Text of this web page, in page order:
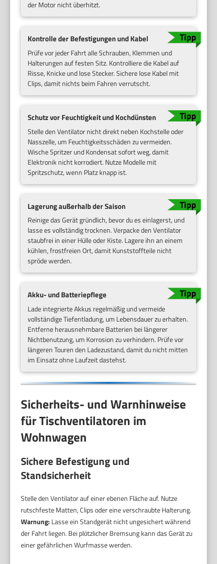
der Motor nicht überhitzt.
Kontrolle der Befestigungen und Kabel
Prüfe vor jeder Fahrt alle Schrauben, Klemmen und
Halterungen auf festen Sitz. Kontrolliere die Kabel auf
Risse, Knicke und lose Stecker. Sichere lose Kabel mit
Clips, damit nichts beim Fahren verrutscht.
Schutz vor Feuchtigkeit und Kochdünsten
Stelle den Ventilator nicht direkt neben Kochstelle oder
Nasszelle, um Feuchtigkeitsschäden zu vermeiden.
Wische Spritzer und Kondensat sofort weg, damit
Elektronik nicht korrodiert. Nutze Modelle mit
Spritzschutz, wenn Platz knapp ist.
Lagerung außerhalb der Saison
Reinige das Gerät gründlich, bevor du es einlagerst, und
lasse es vollständig trocknen. Verpacke den Ventilator
staubfrei in einer Hülle oder Kiste. Lagere ihn an einem
kühlen, frostfreien Ort, damit Kunststoffteile nicht
spröde werden.
Akku- und Batteriepflege
Lade integrierte Akkus regelmäßig und vermeide
vollständige Tiefentladung, um Lebensdauer zu erhalten.
Entferne herausnehmbare Batterien bei längerer
Nichtbenutzung, um Korrosion zu verhindern. Prüfe vor
längeren Touren den Ladezustand, damit du nicht mitten
im Einsatz ohne Laufzeit dastehst.
Sicherheits- und Warnhinweise
für Tischventilatoren im
Wohnwagen
Sichere Befestigung und
Standsicherheit
Stelle den Ventilator auf einer ebenen Fläche auf. Nutze
rutschfeste Matten, Clips oder eine verschraubte Halterung.
Warnung: Lasse ein Standgerät nicht ungesichert während
der Fahrt liegen. Bei plötzlicher Bremsung kann das Gerät zu
einer gefährlichen Wurfmasse werden.